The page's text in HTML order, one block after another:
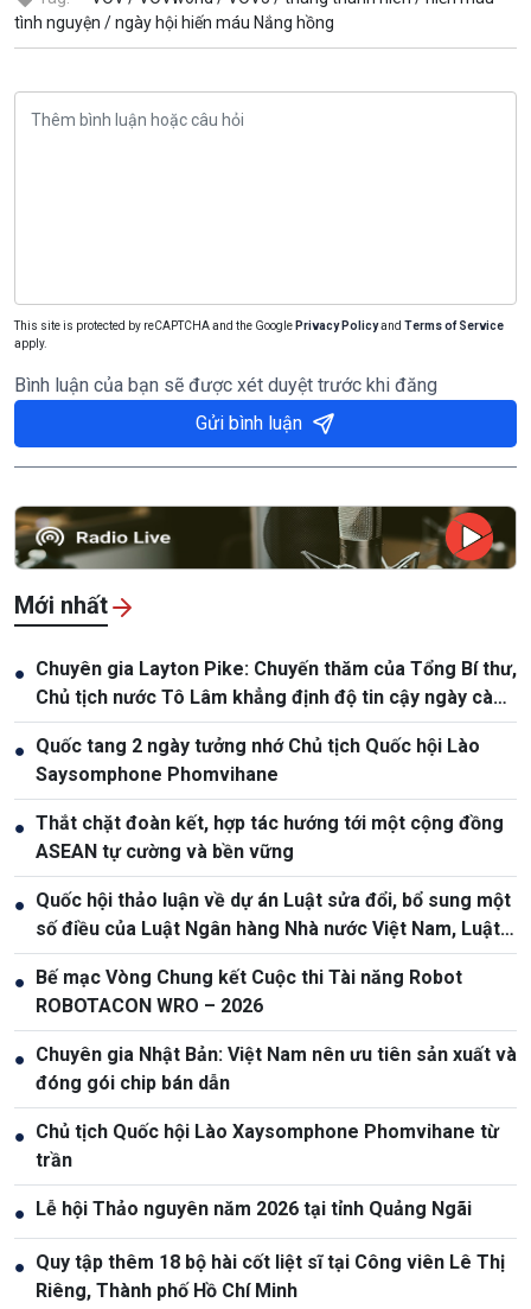
tình nguyện /ngày hội hiến máu Nắng hồng
This site is protected by reCAPTCHA and the Google Privacy Policyand Terms of Service
apply.
Bình luận của bạn sẽ được xét duyệt trước khi đăng
Gửi bình luận
Mới nhất
● Chuyên gia Layton Pike: Chuyến thăm của Tổng Bí thư,
Chủ tịch nước Tô Lâm khẳng định độ tin cậy ngày càng
cao giữa Việt Nam và Australia
● Quốc tang 2 ngày tưởng nhớ Chủ tịch Quốc hội Lào
Saysomphone Phomvihane
● Thắt chặt đoàn kết, hợp tác hướng tới một cộng đồng
ASEAN tự cường và bền vững
● Quốc hội thảo luận về dự án Luật sửa đổi, bổ sung một
số điều của Luật Ngân hàng Nhà nước Việt Nam, Luật
Phòng, chống rửa tiền
● Bế mạc Vòng Chung kết Cuộc thi Tài năng Robot
ROBOTACON WRO – 2026
● Chuyên gia Nhật Bản: Việt Nam nên ưu tiên sản xuất và
đóng gói chip bán dẫn
● Chủ tịch Quốc hội Lào Xaysomphone Phomvihane từ
trần
● Lễ hội Thảo nguyên năm 2026 tại tỉnh Quảng Ngãi
● Quy tập thêm 18 bộ hài cốt liệt sĩ tại Công viên Lê Thị
Riêng, Thành phố Hồ Chí Minh